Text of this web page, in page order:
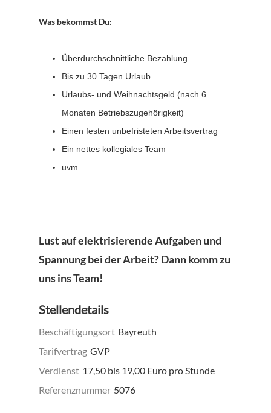
Was bekommst Du:
Überdurchschnittliche Bezahlung
Bis zu 30 Tagen Urlaub
Urlaubs- und Weihnachtsgeld (nach 6
Monaten Betriebszugehörigkeit)
Einen festen unbefristeten Arbeitsvertrag
Ein nettes kollegiales Team
uvm.
Lust auf elektrisierende Aufgaben und
Spannung bei der Arbeit? Dann komm zu
uns ins Team!
Stellendetails
Beschäftigungsort Bayreuth
Tarifvertrag GVP
Verdienst 17,50 bis 19,00 Euro pro Stunde
Referenznummer 5076